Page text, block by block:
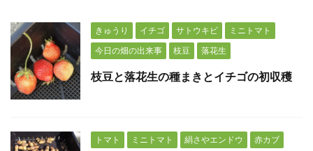
きゅうり イチゴ サトウキビ
ミニトマト
今日の畑の出来事
枝豆 落花生
枝豆と落花生の種まきとイチゴの初収穫
トマト ミニトマト 絹さやエンドウ 赤カブ